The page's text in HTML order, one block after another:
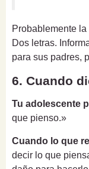
Probablemente
Dos letras.
para sus padres,
6. Cuando
Tu adolescente
que pienso.»
Cuando lo que
decir lo que